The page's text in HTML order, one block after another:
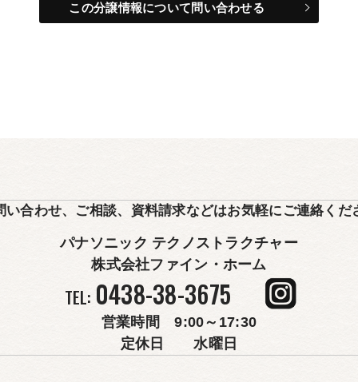
この分譲情報について問い合わせる
い合わせ、ご相談、 資料請求などはお気軽にご連絡くだ
パナソニック テクノストラクチャー
株式会社ファイン・ホーム
TEL: 0438-38-3675
営業時間 9:00～17:30
定休日 水曜日